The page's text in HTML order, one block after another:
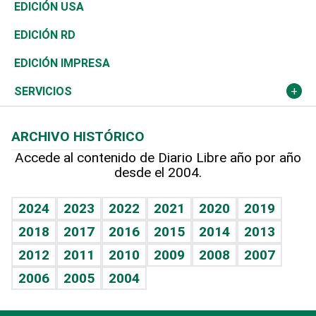
África
Ocenanía
Caribe
Resto del mundo
Vivienda
Telecom.
Global y variable
Economía personal
Buena Vida
Sociales
Novedades
Podcast Arte Libre
Hablando con el pediatra
Vida y familia
Eñe
Celebrando la vida
Sin complejos
Ciclismo
Tenis
Olimpismo
Más deportes
TBT Deportivo
En Directo
El Espía
Noticiero Poteleche
Columnistas
Más firmas
Tecnología
Historia
Martes de tecnología
Cambio climático
Economía
Revista
Deportes
Opinión
Hecho en casa
Guía del dinero
EDICIÓN USA
EDICIÓN RD
EDICIÓN IMPRESA
SERVICIOS
Cumpleaños
Horóscopos
Crucigramas
ARCHIVO HISTÓRICO
Accede al contenido de Diario Libre año por año
desde el 2004.
2024 2023 2022 2021 2020
2019
2018
2017 2016 2015 2014
2013
2012
2011 2010 2009 2008
2007
2006
2005 2004